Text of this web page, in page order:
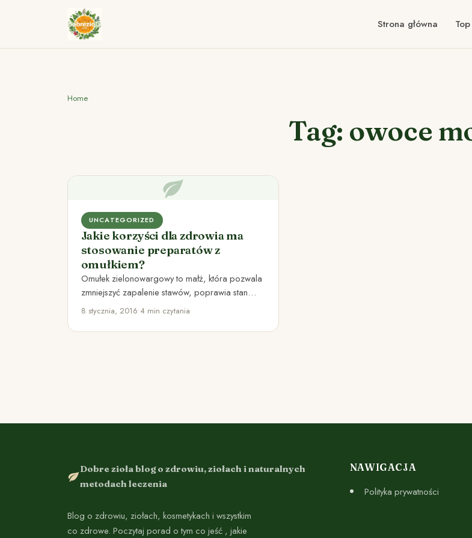
Strona główna
Home
Tag: owoce
UNCATEGORIZED
Jakie korzyści dla zdrowia ma
stosowanie preparatów z
omułkiem?
Omułek zielonowargowy to małż, która pozwala
zmniejszyć zapalenie stawów, poprawia stan
skóry, zwiększa płodność, wpływa korzystnie na
8 stycznia, 2016•4 min czytania
Dobre zioła blog o zdrowiu, ziołach i naturalnych
metodach leczenia
Blog o zdrowiu, ziołach, kosmetykach i wszystkim
co zdrowe. Poczytaj porad o tym co jeść , jakie
NAWIGACJA
Polityka prywatności